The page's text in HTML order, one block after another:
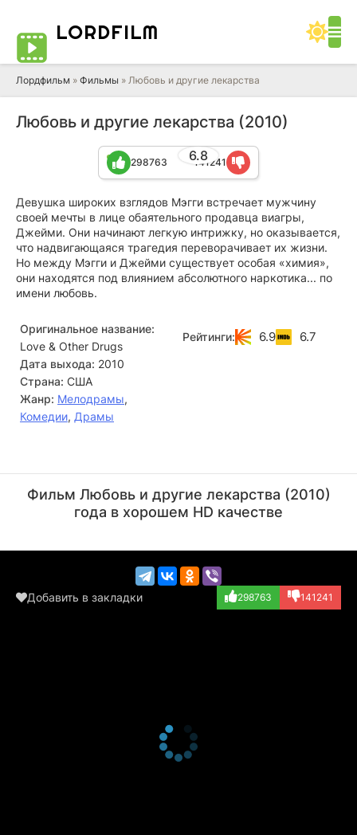
LORDFILM
Лордфильм » Фильмы » Любовь и другие лекарства
Любовь и другие лекарства (2010)
6.8
298763 141241
Девушка широких взглядов Мэгги встречает мужчину
своей мечты в лице обаятельного продавца виагры,
Джейми. Они начинают легкую интрижку, но оказывается,
что надвигающаяся трагедия переворачивает их жизни.
Но между Мэгги и Джейми существует особая «химия»,
они находятся под влиянием абсолютного наркотика... по
имени любовь.
Оригинальное название:
Love & Other Drugs
Дата выхода: 2010
Страна: США
Жанр: Мелодрамы,
Комедии, Драмы
Рейтинги: 6.9 6.7
(Cindy)
(играет самого с...)
Фильм Любовь и другие лекарства (2010)
года в хорошем HD качестве
Добавить в закладки 298763 141241